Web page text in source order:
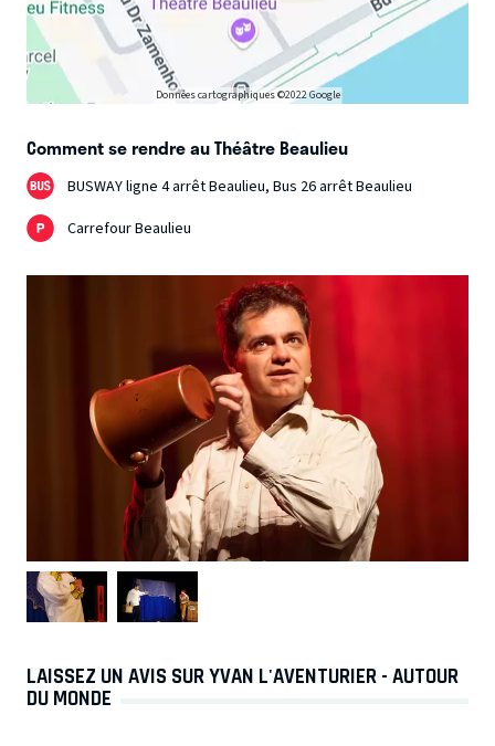
Données cartographiques ©2022 Google
Comment se rendre au Théâtre Beaulieu
BUSWAY ligne 4 arrêt Beaulieu, Bus 26 arrêt Beaulieu
Carrefour Beaulieu
LAISSEZ UN AVIS SUR YVAN L'AVENTURIER - AUTOUR
DU MONDE